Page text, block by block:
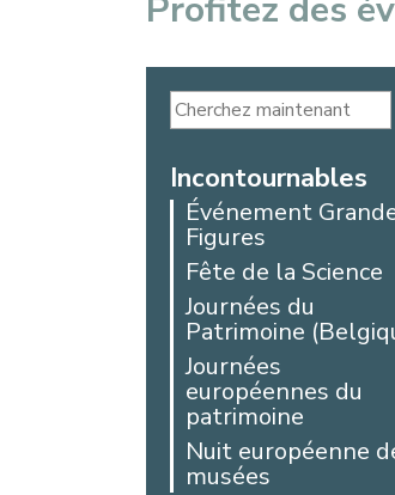
Profitez des
Incontournables
Événement
Figures
Fête de la Science
Journées du
Patrimoine
Journées
européennes du
patrimoine
Nuit européenne
musées